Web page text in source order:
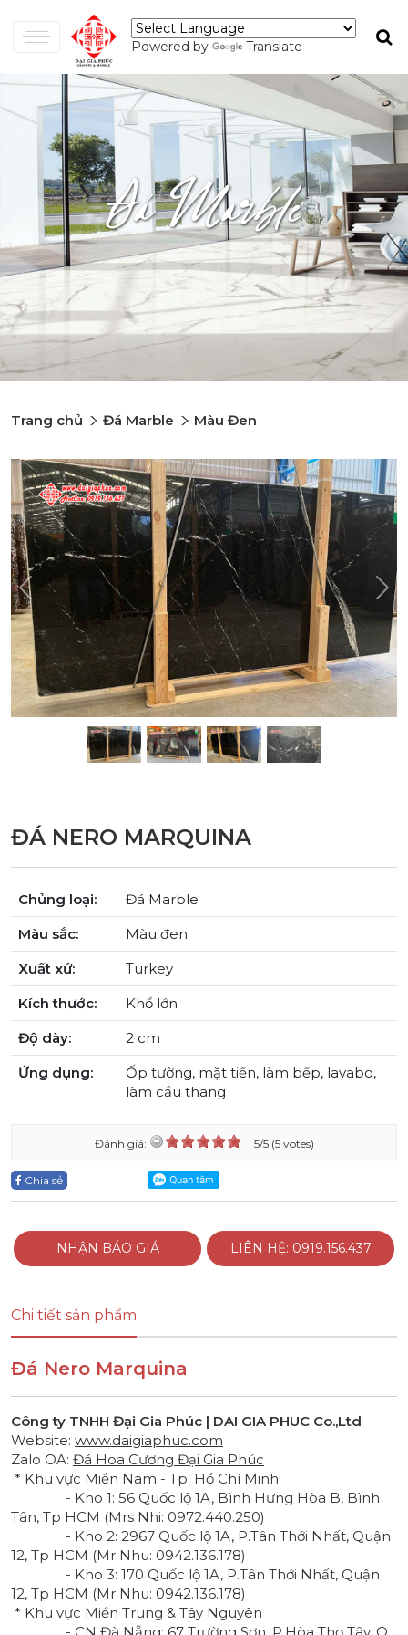
Powered by Translate
Đá Marble
Trang chủ Đá Marble Màu Đen
Previous
ĐÁ NERO MARQUINA
Chủng loại:
Đá Marble
Màu sắc:
Màu đen
Xuất xứ:
Turkey
Kích thước:
Khổ lớn
Độ dày:
2 cm
Ứng dụng:
Ốp tường, mặt tiền, làm bếp, lavabo,
làm cầu thang
Đánh giá: 5/5 (5 votes)
Chia sẻ
NHẬN BÁO GIÁ LIÊN HỆ: 0919.156.437
Chi tiết sản phẩm
Đá Nero Marquina
Công ty TNHH Đại Gia Phúc | DAI GIA PHUC Co.,Ltd
Website: www.daigiaphuc.com
Zalo OA: Đá Hoa Cương Đại Gia Phúc
* Khu vực Miền Nam - Tp. Hồ Chí Minh:
- Kho 1: 56 Quốc lộ 1A, Bình Hưng Hòa B, Bình
Tân, Tp HCM (Mrs Nhi: 0972.440.250)
- Kho 2: 2967 Quốc lộ 1A, P.Tân Thới Nhất, Quận
12, Tp HCM (Mr Nhu: 0942.136.178)
- Kho 3: 170 Quốc lộ 1A, P.Tân Thới Nhất, Quận
12, Tp HCM (Mr Nhu: 0942.136.178)
* Khu vực Miền Trung & Tây Nguyên